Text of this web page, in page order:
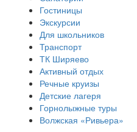
Гостиницы
Экскурсии
Для школьников
Транспорт
ТК Ширяево
Активный отдых
Речные круизы
Детские лагеря
Горнолыжные туры
Волжская «Ривьера»